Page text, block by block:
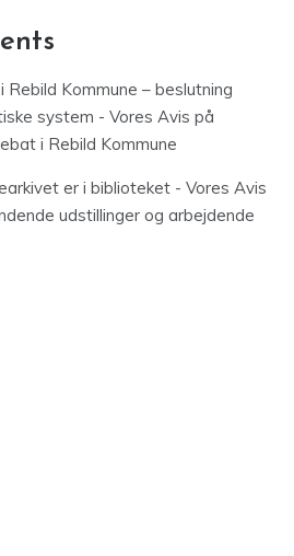
Kommune – beslutning
system - Vores Avis på
i Rebild Kommune
er i biblioteket - Vores Avis
udstillinger og arbejdende